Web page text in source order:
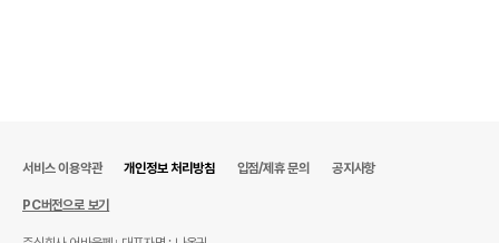
서비스 이용약관 개인정보 처리방침 입점/제휴 문의 공지사항
PC버전으로 보기